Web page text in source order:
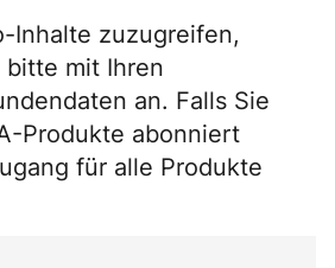
Inhalte zuzugreifen,
bitte mit Ihren
an. Falls Sie
Produkte abonniert
für alle Produkte